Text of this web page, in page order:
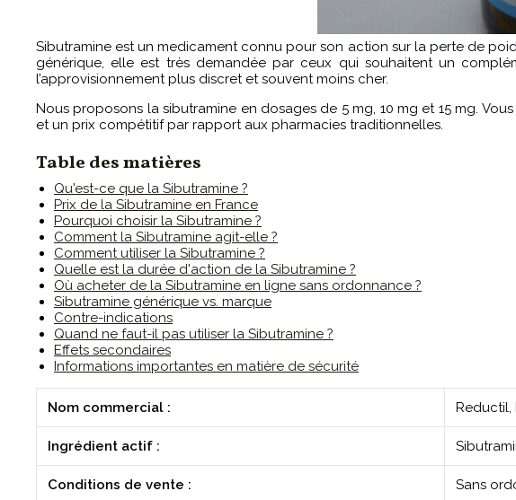
Sibutramine est un medicament connu pour son action sur la perte de
générique, elle est très demandée par ceux qui souhaitent un
l’approvisionnement plus discret et souvent moins cher.
Nous proposons la sibutramine en dosages de 5 mg, 10 mg et 15 mg.
et un prix compétitif par rapport aux pharmacies traditionnelles.
Table des matières
Qu'est-ce que la Sibutramine ?
Prix de la Sibutramine en France
Pourquoi choisir la Sibutramine ?
Comment la Sibutramine agit-elle ?
Comment utiliser la Sibutramine ?
Quelle est la durée d'action de la Sibutramine ?
Où acheter de la Sibutramine en ligne sans ordonnance ?
Sibutramine générique vs. marque
Contre-indications
Quand ne faut-il pas utiliser la Sibutramine ?
Effets secondaires
Informations importantes en matière de sécurité
Nom commercial : Reductil,
Ingrédient actif :
Conditions de vente : Sans